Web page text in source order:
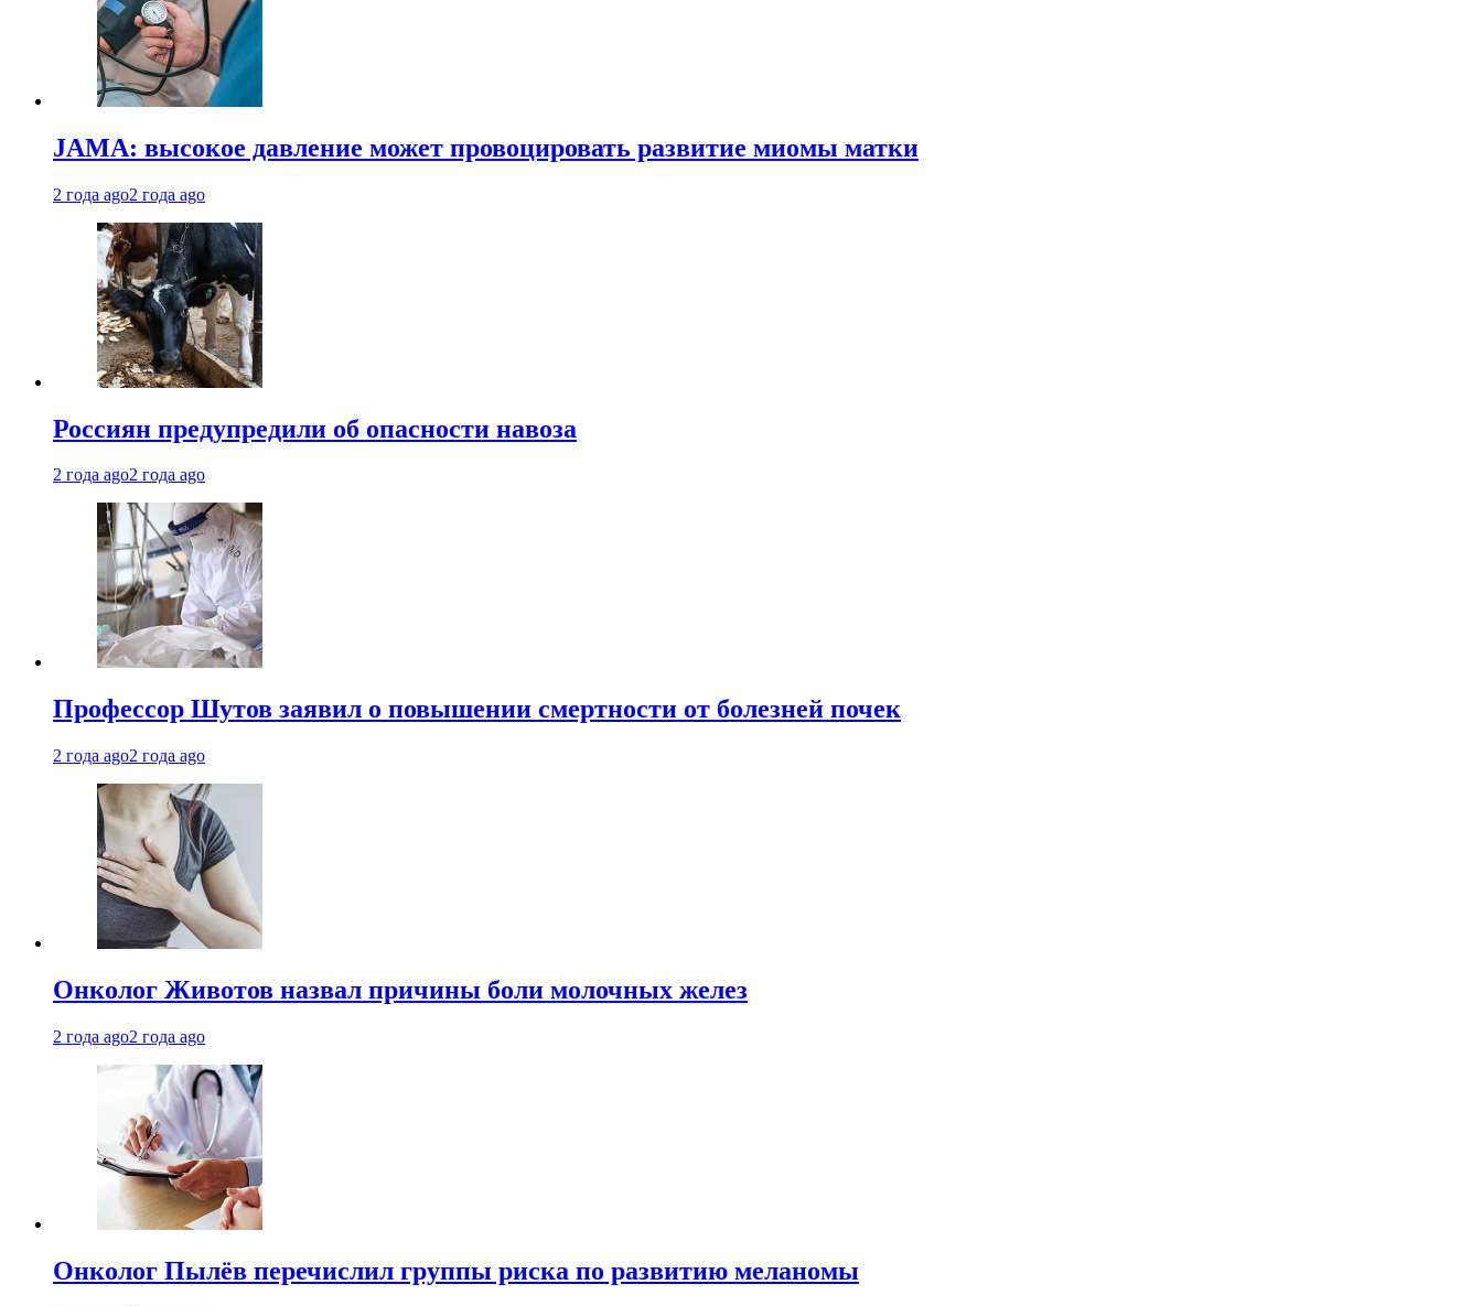
JAMA: высокое давление может провоцировать развитие миомы матки
2 года ago2 года ago
Россиян предупредили об опасности навоза
2 года ago2 года ago
Профессор Шутов заявил о повышении смертности от болезней почек
2 года ago2 года ago
Онколог Животов назвал причины боли молочных желез
2 года ago2 года ago
Онколог Пылёв перечислил группы риска по развитию меланомы